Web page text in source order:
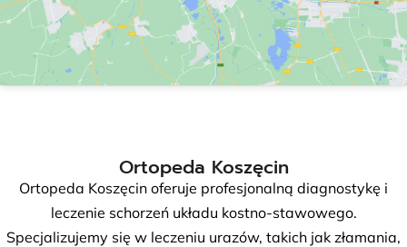
Ortopeda Koszęcin
Ortopeda Koszęcin oferuje profesjonalną diagnostykę i
leczenie schorzeń układu kostno-stawowego.
Specjalizujemy się w leczeniu urazów, takich jak złamania,